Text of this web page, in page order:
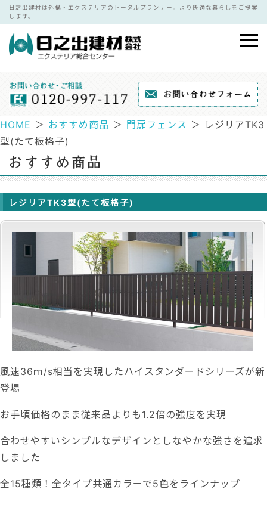
日之出建材は外構・エクステリアのトータルプランナー。より快適な暮らしをご提案
します。
HOME ＞ おすすめ商品 ＞ 門扉フェンス ＞ レジリアTK3
型(たて板格子)
レジリアTK3型(たて板格子)
風速36ｍ/s相当を実現したハイスタンダードシリーズが新
登場
お手頃価格のまま従来品よりも1.2倍の強度を実現
合わせやすいシンプルなデザインとしなやかな強さを追求
しました
全15種類！全タイプ共通カラーで5色をラインナップ